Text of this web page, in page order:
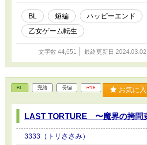
BL 短編
ハッピーエンド
乙女ゲーム転生
文字数 44,651 最終更新日 2024.03.02
BL 完結 長編 R18 お気に
LAST TORTURE 〜魔界の拷問
3333（トリささみ）